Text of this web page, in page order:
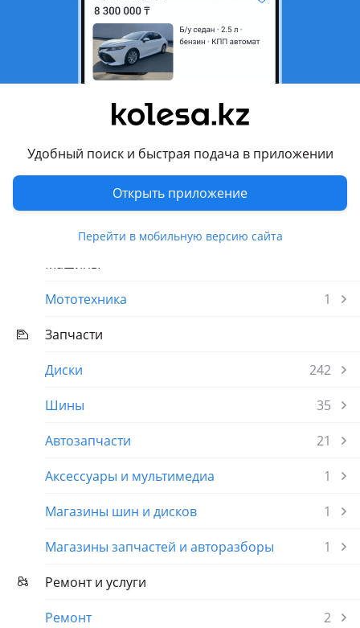
Удобный поиск и быстрая подача в приложении
Открыть приложение
Перейти в мобильную версию сайта
Высота профиля
R21
Комментарий продавца
23 года шины, цена указана за 1 шт
Перевести
Другие объявления продавца
Машины
Мототехника
1
Запчасти
Диски
242
Шины
35
Автозапчасти
21
Аксессуары и мультимедиа
1
Магазины шин и дисков
1
Магазины запчастей и авторазборы
1
Ремонт и услуги
Ремонт
2